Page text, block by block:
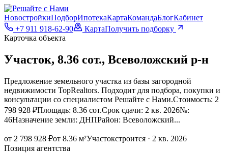
НовостройкиПодборИпотекаКартаКомандаБлогКабинет
+7 911 918-62-90
КартаПолучить подборку
Карточка объекта
Участок, 8.36 сот., Всеволожский р-н
Предложение земельного участка из базы загородной
недвижимости TopRealtors. Подходит для подбора, покупки и
консультации со специалистом Решайте с Нами.Стоимость: 2
798 928 ₽Площадь: 8.36 сот.Срок сдачи: 2 кв. 2026№:
46Назначение земли: ДНПРайон: Всеволожский...
от 2 798 928 ₽от 8.36 м²Участокстроится · 2 кв. 2026
Позиция агентства